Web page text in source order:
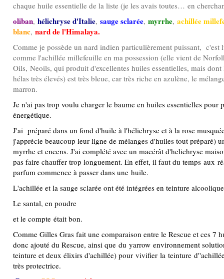
chaque huile essentielle de la liste (je les avais toutes… en
oliban, hélichryse d'Italie, sauge sclarée, myrrhe, achillée
blanc, nard de l'Himalaya.
Comme je possède un nard indien particulièrement puissant, c'est
comme l'achillée millefeuille en ma possession (elle vient de
Oils, Neoils, qui produit d'excellentes huiles essentielles, mais
hélas très élevés) est très bleue, car très riche en azulène, le
marron.
Je n'ai pas trop voulu charger le baume en huiles essentielles pour
énergétique.
J'ai préparé dans un fond d'huile à l'hélichryse et à la rose
j'apprécie beaucoup leur ligne de mélanges d'huiles tout préparé)
myrrhe et encens. J'ai complété avec un macérât d'helichryse
pas faire chauffer trop longuement. En effet, il faut du temps aux
parfum commence à passer dans une huile.
L'achillée et la sauge sclarée ont été intégrées en teinture
Le santal, en poudre
et le compte était bon.
Comme Gilles Gras fait une comparaison entre le Rescue et ces 7
donc ajouté du Rescue, ainsi que du yarrow environnement
teinture et deux élixirs d'achillée) pour vivifier la teinture d''achill
très protectrice.